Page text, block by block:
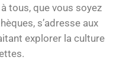
tous, que vous soyez
s’adresse aux
explorer la culture